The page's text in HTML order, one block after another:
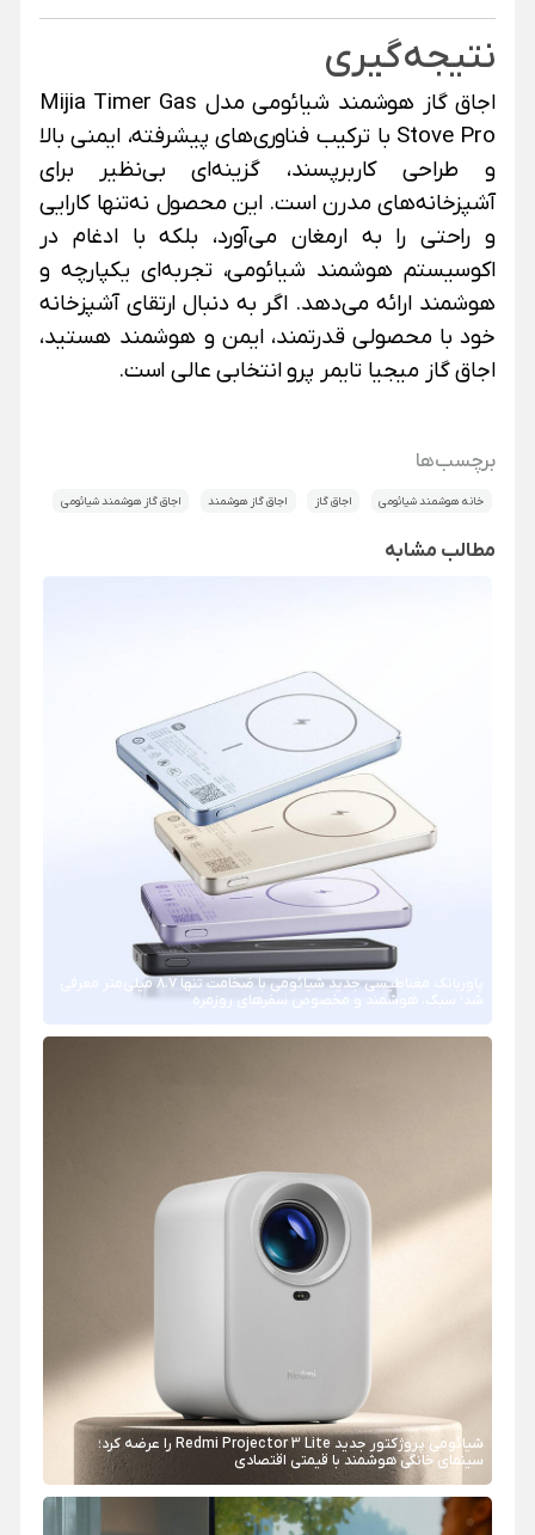
نتیجه‌گیری
اجاق گاز هوشمند شیائومی مدل Mijia Timer Gas
Stove Pro با ترکیب فناوری‌های پیشرفته، ایمنی بالا
و طراحی کاربرپسند، گزینه‌ای بی‌نظیر برای
آشپزخانه‌های مدرن است. این محصول نه‌تنها کارایی
و راحتی را به ارمغان می‌آورد، بلکه با ادغام در
اکوسیستم هوشمند شیائومی، تجربه‌ای یکپارچه و
هوشمند ارائه می‌دهد. اگر به دنبال ارتقای آشپزخانه
خود با محصولی قدرتمند، ایمن و هوشمند هستید،
اجاق گاز میجیا تایمر پرو انتخابی عالی است.
برچسب‌ها
خانه هوشمند شیائومی اجاق گاز اجاق گاز هوشمند اجاق گاز هوشمند شیائومی
مطالب مشابه
پاوربانک مغناطیسی جدید شیائومی با ضخامت تنها ۸.۷ میلی‌متر معرفی
شد؛ سبک، هوشمند و مخصوص سفرهای روزمره
شیائومی پروژکتور جدید Redmi Projector 3 Lite را عرضه کرد؛
سینمای خانگی هوشمند با قیمتی اقتصادی